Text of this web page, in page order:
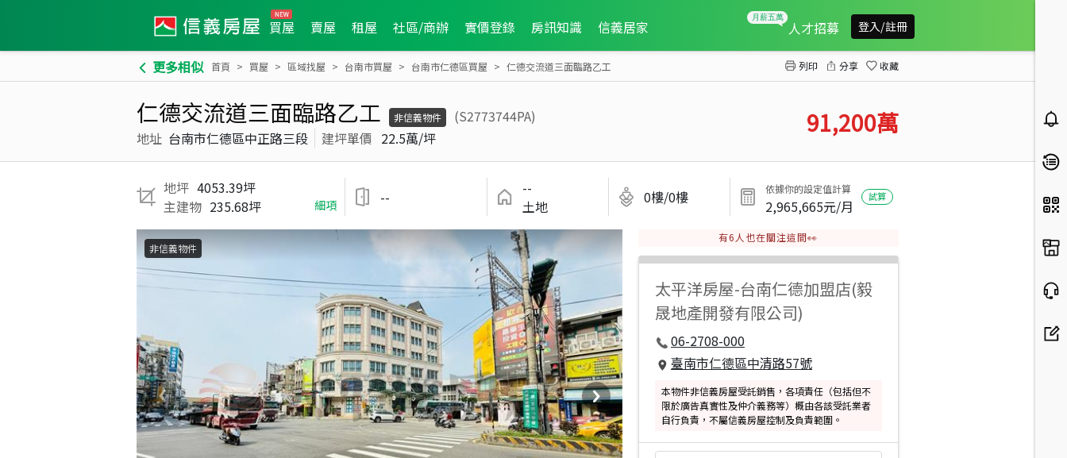
買屋 賣屋 租屋 社區/商辦 實價登錄 房訊知識 信義居家 人才招募 登入/註冊
更多相似 首頁 買屋 區域找屋 台南市買屋 台南市仁德區買屋 仁德交流道三面臨路乙工 列印 分享 收藏
仁德交流道三面臨路乙工 非信義物件
(S2773744PA)
地址 台南市仁德區中正路三段 建坪單價 22.5萬/坪 91,200萬
地坪 4053.39坪
主建物 235.68坪 細項 --
--
土地
0樓/0樓 依據你的設定值計算
2,965,665元/月
試算
非信義物件
有6 人也在關注這間👀
太平洋房屋-台南仁德加盟店(毅
晟地產開發有限公司)
06-2708-000
臺南市仁德區中清路57號
本物件非信義房屋受託銷售，各項責任（包括但不
限於廣告真實性及仲介義務等）概由各該受託業者
自行負責，不屬信義房屋控制及負責範圍。